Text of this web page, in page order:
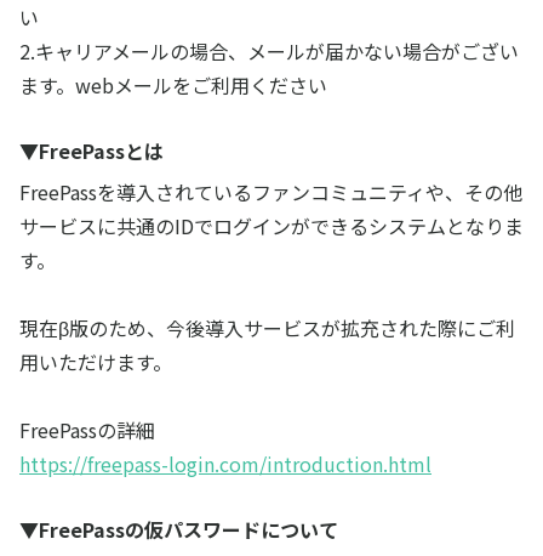
い
2.キャリアメールの場合、メールが届かない場合がござい
ます。webメールをご利用ください
▼FreePassとは
FreePassを導入されているファンコミュニティや、その他
サービスに共通のIDでログインができるシステムとなりま
す。
現在β版のため、今後導入サービスが拡充された際にご利
用いただけます。
FreePassの詳細
https://freepass-login.com/introduction.html
▼FreePassの仮パスワードについて